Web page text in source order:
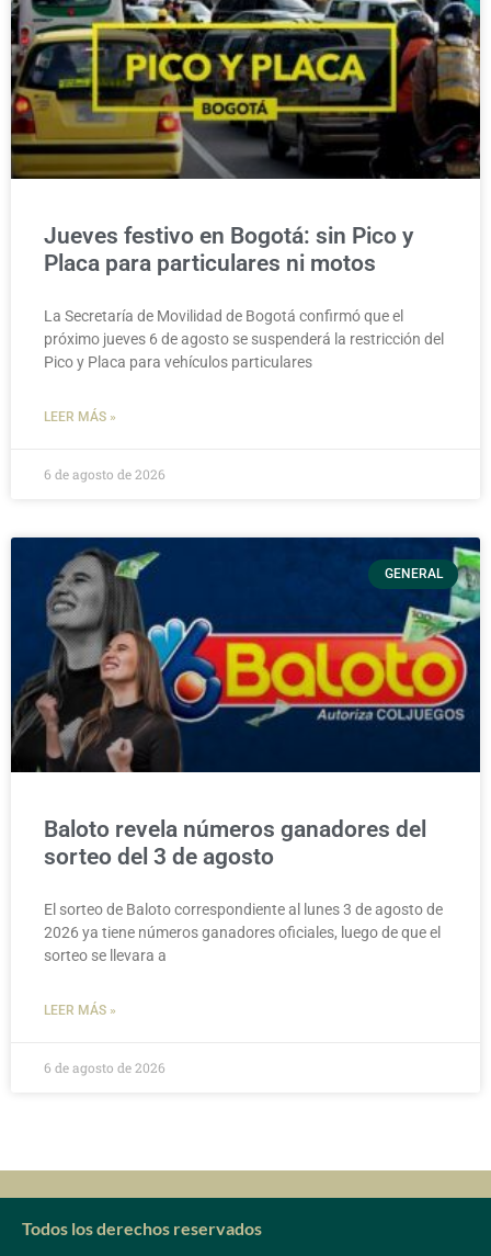
Jueves festivo en Bogotá: sin Pico y
Placa para particulares ni motos
La Secretaría de Movilidad de Bogotá confirmó que el
próximo jueves 6 de agosto se suspenderá la restricción del
Pico y Placa para vehículos particulares
LEER MÁS »
6 de agosto de 2026
GENERAL
Baloto revela números ganadores del
sorteo del 3 de agosto
El sorteo de Baloto correspondiente al lunes 3 de agosto de
2026 ya tiene números ganadores oficiales, luego de que el
sorteo se llevara a
LEER MÁS »
6 de agosto de 2026
Todos los derechos reservados